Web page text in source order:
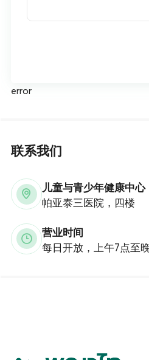
error
联系我们
儿童与青少年健康中心
帕亚泰三医院，四楼
营业时间
每日开放，上午7点至